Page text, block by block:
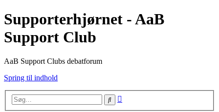
Supporterhjørnet - AaB
Support Club
AaB Support Clubs debatforum
Spring til indhold
Søg